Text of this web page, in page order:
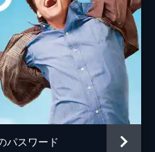
ミーガン・フェイ
デイモン・ガプトン
ジョシュ・ペンス
トレヴァー・リサウアー
パスワード